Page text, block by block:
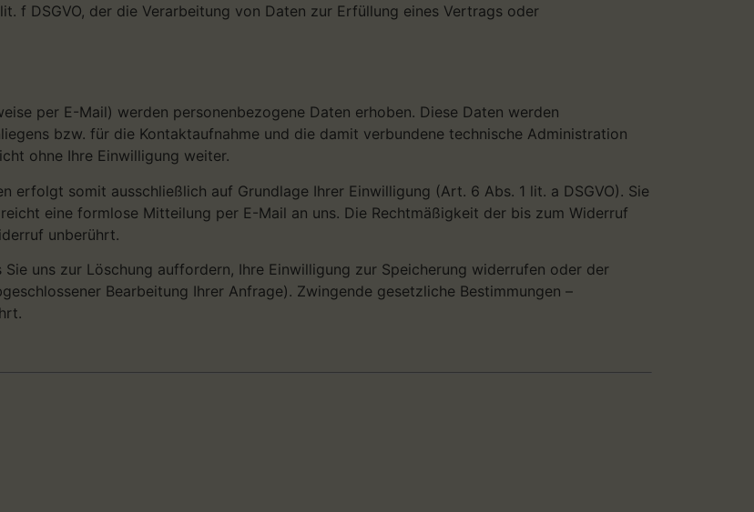
f DSGVO, der die Verarbeitung von Daten zur Erfüllung eines Vertrags oder
per E-Mail) werden personenbezogene Daten erhoben. Diese Daten werden
bzw. für die Kontaktaufnahme und die damit verbundene technische Administration
ohne Ihre Einwilligung weiter.
erfolgt somit ausschließlich auf Grundlage Ihrer Einwilligung (Art. 6 Abs. 1 lit. a DSGVO). Sie
eine formlose Mitteilung per E-Mail an uns. Die Rechtmäßigkeit der bis zum Widerruf
unberührt.
uns zur Löschung auffordern, Ihre Einwilligung zur Speicherung widerrufen oder der
Bearbeitung Ihrer Anfrage). Zwingende gesetzliche Bestimmungen –